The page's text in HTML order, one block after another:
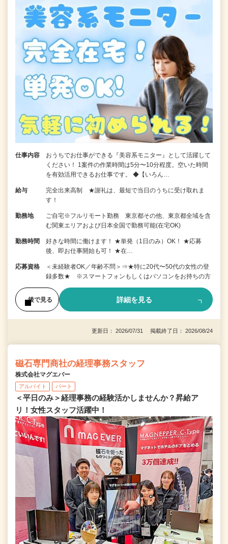
仕事内容
おうちでお仕事ができる『美容系モニター』として活躍して
ください！ 1案件の作業時間は5分〜10分程度。空いた時間
を有効活用できるお仕事です。 ◆【いろん…
給与
完全出来高制 ★謝礼は、最短で当日のうちに受け取れま
す！
勤務地
ご自宅※フルリモート勤務 東京都その他、東京都全域を含
む関東エリアおよび日本全国で勤務可能(在宅OK)
勤務時間
好きな時間に働けます！ ★単発（1日のみ）OK！ ★応募
後、即お仕事開始も可！ ★在…
応募資格
＜未経験者OK／年齢不問＞⇒★特に20代〜50代の女性の登
録多数★ ※スマートフォンもしくはパソコンをお持ちの方
後で見る 詳細を見る
更新日： 2026/07/31 掲載終了日： 2026/08/24
磁石専門商社の経理事務スタッフ
株式会社マグエバー
アルバイト パート
＜平日のみ＞経理事務の経験活かしませんか？昇給ア
リ！女性スタッフ活躍中！